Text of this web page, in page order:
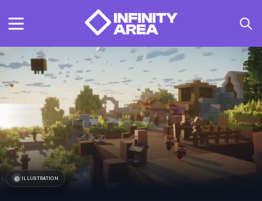
ILLUSTRATION